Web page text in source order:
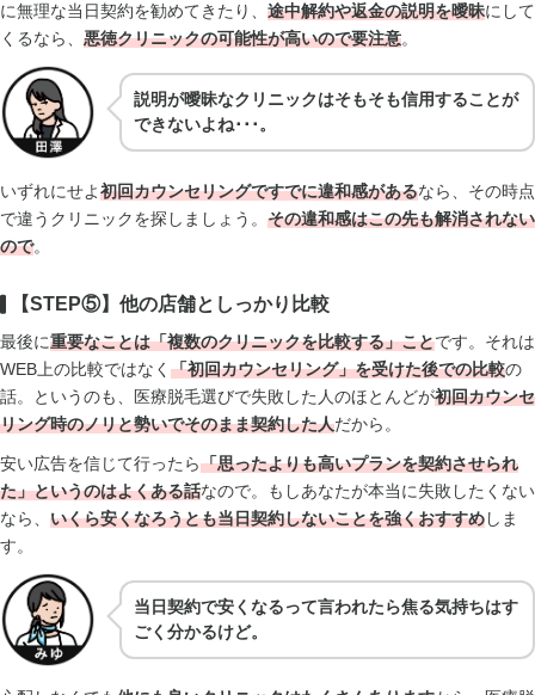
に無理な当日契約を勧めてきたり、 途中解約や返金の説明を曖昧にして
くるなら、 悪徳クリニックの可能性が高いので要注意。
説明が曖昧なクリニックはそもそも信用することが
できないよね･･･。
いずれにせよ初回カウンセリングですでに違和感があるなら、その時点
で違うクリニックを探しましょう。 その違和感はこの先も解消されない
ので。
【STEP⑤】他の店舗としっかり比較
最後に重要なことは「複数のクリニックを比較する」ことです。それは
WEB上の比較ではなく 「初回カウンセリング」を受けた後での比較の
話。というのも、医療脱毛選びで失敗した人のほとんどが初回カウンセ
リング時のノリと勢いでそのまま契約した人だから。
安い広告を信じて行ったら「思ったよりも高いプランを契約させられ
た」というのはよくある話なので。もしあなたが本当に失敗したくない
なら、 いくら安くなろうとも当日契約しないことを強くおすすめしま
す。
当日契約で安くなるって言われたら焦る気持ちはす
ごく分かるけど。